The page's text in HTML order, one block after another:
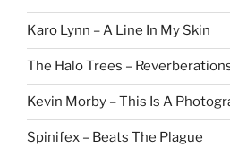
Karo Lynn – A Line In My Skin
The Halo Trees –
Kevin Morby – This Is A
Spinifex – Beats The Plague